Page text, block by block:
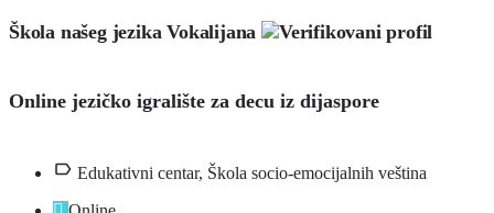
Škola našeg jezika Vokalijana
Online jezičko igralište za decu iz dijaspore
Edukativni centar, Škola socio-emocijalnih veština